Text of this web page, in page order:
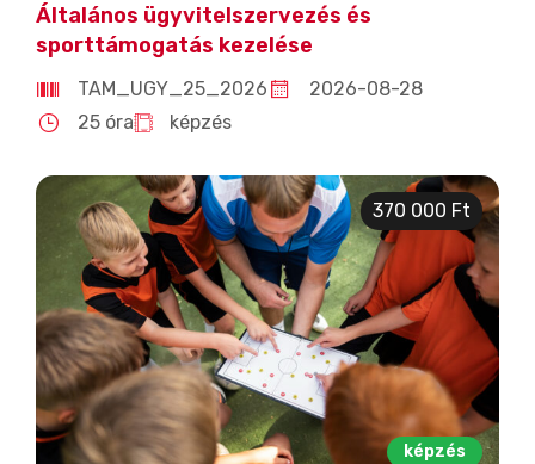
Általános ügyvitelszervezés és
sporttámogatás kezelése
TAM_UGY_25_2026
2026-08-28
25 óra
képzés
370 000 Ft
képzés